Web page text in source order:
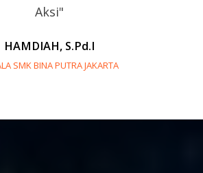
Aksi"
HAMDIAH, S.Pd.I
SMK BINA PUTRA JAKARTA